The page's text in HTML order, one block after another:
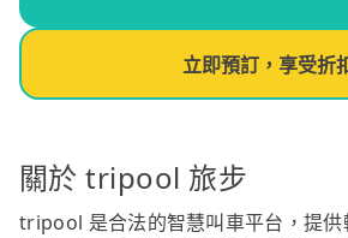
立即預訂，享受折
關於 tripool 旅步
tripool 是合法的智慧叫車平台，提供